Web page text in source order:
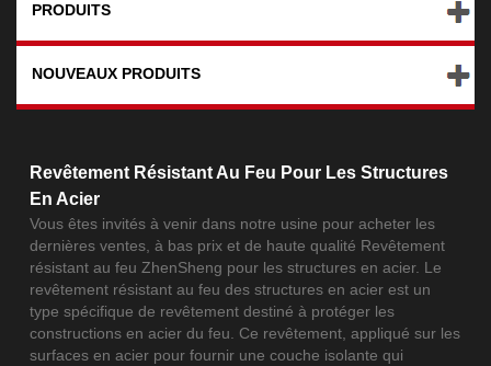
PRODUITS
NOUVEAUX PRODUITS
Revêtement Résistant Au Feu Pour Les Structures
En Acier
Vous êtes invités à venir dans notre usine pour acheter les
dernières ventes, à bas prix et de haute qualité Revêtement
résistant au feu ZhenSheng pour les structures en acier. Le
revêtement résistant au feu des structures en acier est un
type spécifique de revêtement destiné à protéger les
constructions en acier du feu. Ce revêtement, appliqué sur les
surfaces en acier pour fournir une couche isolante qui